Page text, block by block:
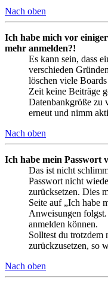
Nach oben
Ich habe mich vor
mehr anmelden?!
Es kann sein, dass
verschieden
löschen viele
Zeit keine Beiträge
Datenbankgröße zu
erneut und nimm
Nach oben
Ich habe mein Passwort
Das ist nicht
Passwort nicht
zurücksetzen. Dies
Seite auf „Ich habe
Anweisungen
anmelden können.
Solltest du trotzdem
zurückzusetzen, so
Nach oben